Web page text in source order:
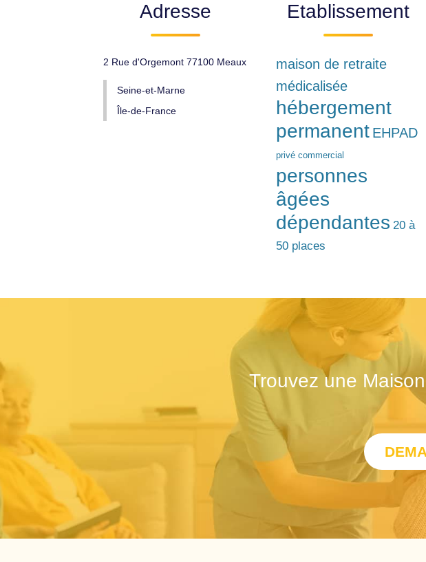
Adresse
2 Rue d'Orgemont 77100 Meaux
Seine-et-Marne
Île-de-France
Etablissement
maison de retraite
médicalisée
hébergement
permanent EHPAD
privé commercial
personnes
âgées
dépendantes 20 à
50 places
Trouvez une